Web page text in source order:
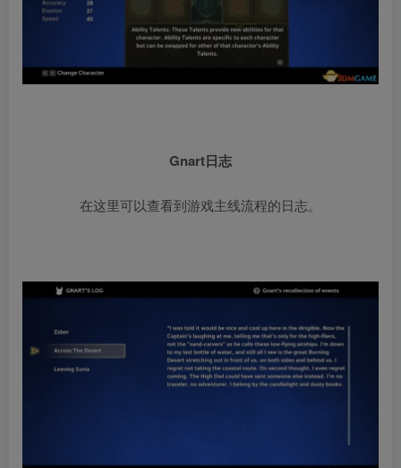
Gnart日志
在这里可以查看到游戏主线流程的日志。